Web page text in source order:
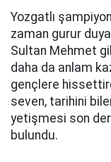
Yozgatlı
zaman gurur
Sultan Mehmet
daha da anlam
gençlere
seven, tarihini
yetişmesi son
bulundu.